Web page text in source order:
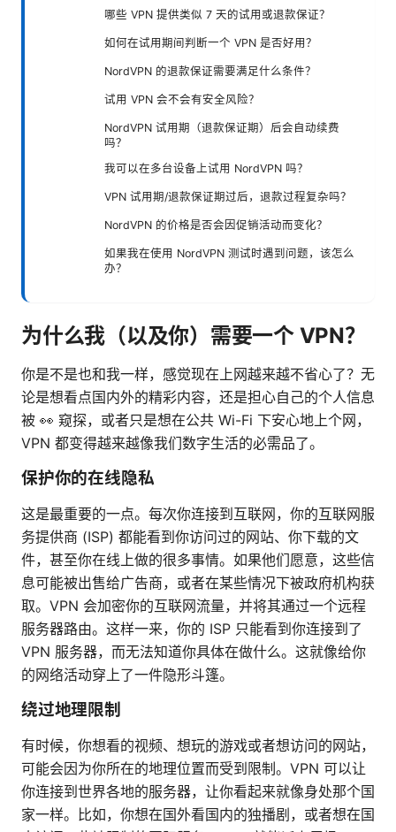
哪些 VPN 提供类似 7 天的试用或退款保证？
如何在试用期间判断一个 VPN 是否好用？
NordVPN 的退款保证需要满足什么条件？
试用 VPN 会不会有安全风险？
NordVPN 试用期（退款保证期）后会自动续费
吗？
我可以在多台设备上试用 NordVPN 吗？
VPN 试用期/退款保证期过后，退款过程复杂吗？
NordVPN 的价格是否会因促销活动而变化？
如果我在使用 NordVPN 测试时遇到问题，该怎么
办？
为什么我（以及你）需要一个 VPN？
你是不是也和我一样，感觉现在上网越来越不省心了？无
论是想看点国内外的精彩内容，还是担心自己的个人信息
被 👀 窥探，或者只是想在公共 Wi-Fi 下安心地上个网，
VPN 都变得越来越像我们数字生活的必需品了。
保护你的在线隐私
这是最重要的一点。每次你连接到互联网，你的互联网服
务提供商 (ISP) 都能看到你访问过的网站、你下载的文
件，甚至你在线上做的很多事情。如果他们愿意，这些信
息可能被出售给广告商，或者在某些情况下被政府机构获
取。VPN 会加密你的互联网流量，并将其通过一个远程
服务器路由。这样一来，你的 ISP 只能看到你连接到了
VPN 服务器，而无法知道你具体在做什么。这就像给你
的网络活动穿上了一件隐形斗篷。
绕过地理限制
有时候，你想看的视频、想玩的游戏或者想访问的网站，
可能会因为你所在的地理位置而受到限制。VPN 可以让
你连接到世界各地的服务器，让你看起来就像身处那个国
家一样。比如，你想在国外看国内的独播剧，或者想在国